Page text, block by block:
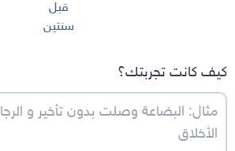
قبل
سنتين
كيف كانت تجربتك؟